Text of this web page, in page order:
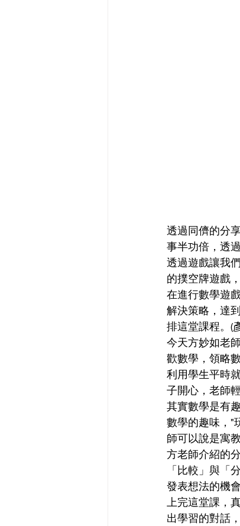
透過同儕的分
事半功倍，透
透過遊戲讓我
的撲空牌遊戲
在進行數學遊
解決策略，達
排這堂課程。(
今天方妙如老
歡數學，領略
利用學生平時
子開心，老師
其實數學是有
數學的趣味，"
師可以說是寓
方老師介紹的
「比較」與「
發表想法的機
上完這堂課，
出學習的對話